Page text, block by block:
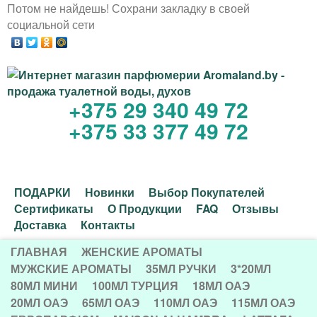
Перейти
к
содержанию
Потом не найдешь! Сохрани закладку в своей
социальной сети
т
е
р
н
+375 29 340 49 72
+375 33 377 49 72
Д
о
п
о
л
ПОДАРКИ Новинки
Выбор Покупателей
Сертификаты
О Продукции FAQ
Отзывы
Доставка
Контакты
Л
ГЛАВНАЯ
ЖЕНСКИЕ АРОМАТЫ
МУЖСКИЕ АРОМАТЫ
35МЛ РУЧКИ
3*20МЛ
80МЛ МИНИ
100МЛ ТУРЦИЯ
18МЛ ОАЭ
20МЛ ОАЭ
65МЛ ОАЭ 110МЛ ОАЭ
115МЛ ОАЭ